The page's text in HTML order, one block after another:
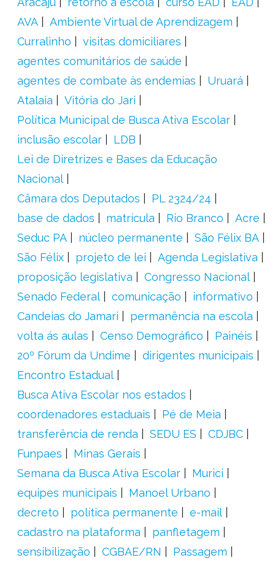
AVA
Ambiente Virtual de Aprendizagem
Curralinho
visitas domiciliares
agentes comunitários de saúde
agentes de combate às endemias
Uruará
Atalaia
Vitória do Jari
Política Municipal de Busca Ativa Escolar
inclusão escolar
LDB
Lei de Diretrizes e Bases da Educação
Nacional
Câmara dos Deputados
PL 2324/24
base de dados
matrícula Rio Branco
Acre
Seduc PA
núcleo permanente
São Félix BA
São Félix
projeto de lei
Agenda Legislativa
proposição legislativa
Congresso Nacional
Senado Federal
comunicação
informativo
Candeias do Jamari
permanência na escola
volta ás aulas
Censo Demográfico
Painéis
20º Fórum da Undime
dirigentes municipais
Encontro Estadual
Busca Ativa Escolar nos estados
coordenadores estaduais
Pé de Meia
transferência de renda
SEDU ES
CDJBC
Funpaes
Minas Gerais
Semana da Busca Ativa Escolar
Murici
equipes municipais
Manoel Urbano
decreto
política permanente
e-mail
cadastro na plataforma
panfletagem
sensibilização
CGBAE/RN
Passagem